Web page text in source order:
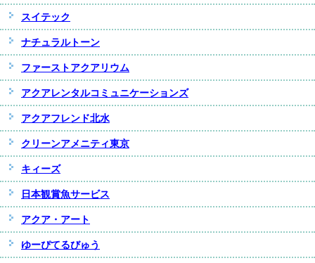
スイテック
ナチュラルトーン
ファーストアクアリウム
アクアレンタルコミュニケーションズ
アクアフレンド北水
クリーンアメニティ東京
キィーズ
日本観賞魚サービス
アクア・アート
ゆーぴてるびゅう